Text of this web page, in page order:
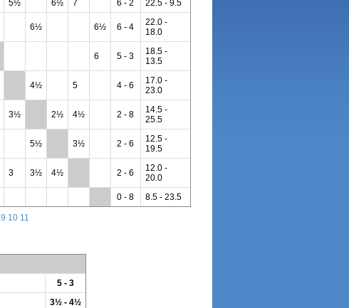
5½ 6½ 7 6 - 2 22.5 - 9.5
6½ 6½ 6 - 4
22.0 -
18.0
6 5 - 3
18.5 -
13.5
4½ 5 4 - 6
17.0 -
23.0
3½ 2½ 4½ 2 - 8
14.5 -
25.5
5½ 3½ 2 - 6
12.5 -
19.5
3 3½ 4½ 2 - 6
12.0 -
20.0
0 - 8 8.5 - 23.5
9 10 11
5 - 3
3½ - 4½